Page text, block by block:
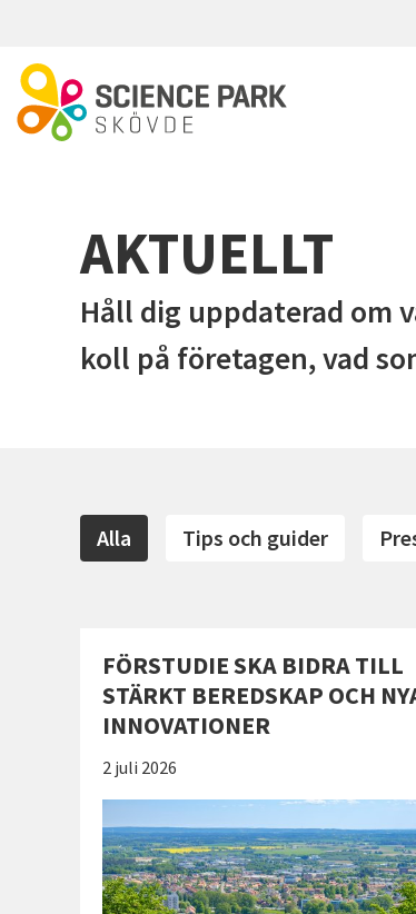
AKTUELLT
Håll dig uppdaterad om
koll på företagen, vad
Alla Tips och guider
FÖRSTUDIE SKA BIDRA TILL
STÄRKT BEREDSKAP OCH
INNOVATIONER
Publicerad:
2 juli 2026